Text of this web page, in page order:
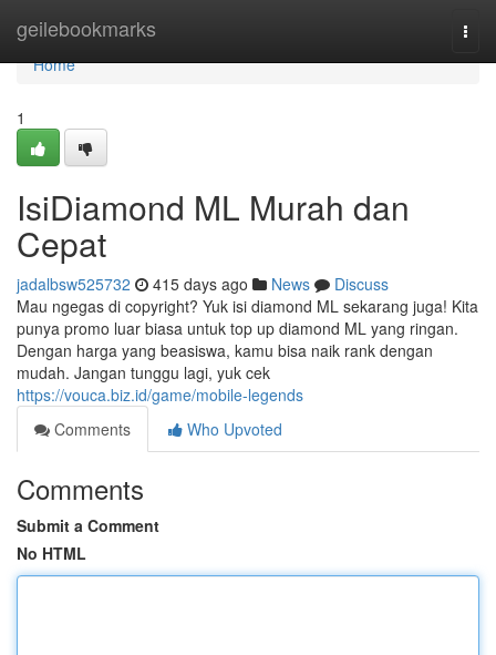
geilebookmarks
Home
Home
1
IsiDiamond ML Murah dan
Cepat
jadalbsw525732 415 days ago News
Discuss
Mau ngegas di copyright? Yuk isi diamond ML sekarang juga! Kita
punya promo luar biasa untuk top up diamond ML yang ringan.
Dengan harga yang beasiswa, kamu bisa naik rank dengan
mudah. Jangan tunggu lagi, yuk cek
https://vouca.biz.id/game/mobile-legends
Comments
Who Upvoted
Comments
Submit a Comment
No HTML